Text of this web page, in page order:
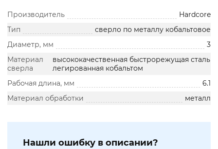
Производитель
Hardcore
Тип
сверло по металлу кобальтовое
Диаметр, мм
3
Материал
сверла
высококачественная быстрорежущая сталь
легированная кобальтом
Рабочая длина, мм
6.1
Материал обработки
металл
Нашли ошибку в описании?